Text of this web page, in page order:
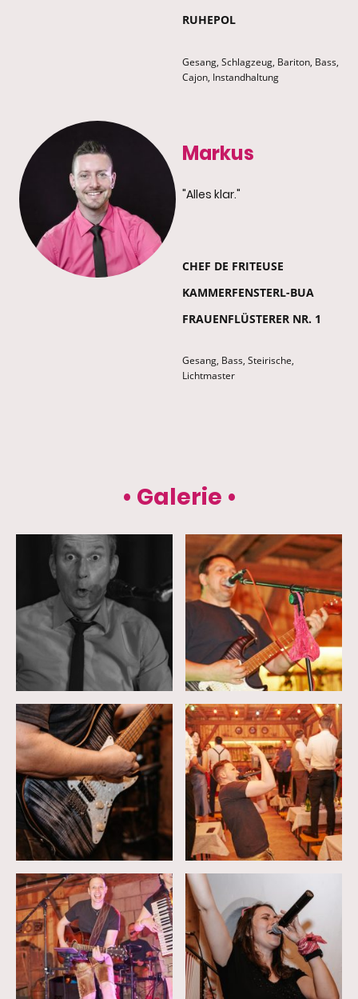
RUHEPOL
Gesang, Schlagzeug, Bariton, Bass,
Cajon, Instandhaltung
Markus
"Alles klar."
CHEF DE FRITEUSE
KAMMERFENSTERL-BUA
FRAUENFLÜSTERER NR. 1
Gesang, Bass, Steirische,
Lichtmaster
• Galerie •